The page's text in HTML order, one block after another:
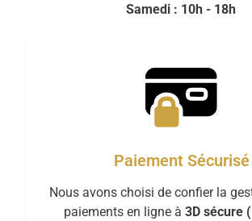
Samedi : 10h - 18h
Paiement Sécurisé
Nous avons choisi de confier la
paiements en ligne à 3D sécure